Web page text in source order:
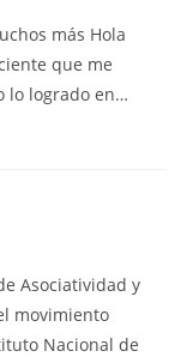
más Hola
que me
lo logrado en…
Asociatividad y
movimiento
Nacional de